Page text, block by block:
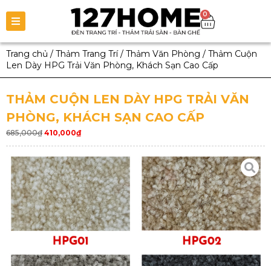
0
Trang chủ / Thảm Trang Trí/ Thảm Văn Phòng / Thảm Cuộn
Len Dày HPG Trải Văn Phòng, Khách Sạn Cao Cấp
THẢM CUỘN LEN DÀY HPG TRẢI VĂN
PHÒNG, KHÁCH SẠN CAO CẤP
685,000₫ 410,000₫